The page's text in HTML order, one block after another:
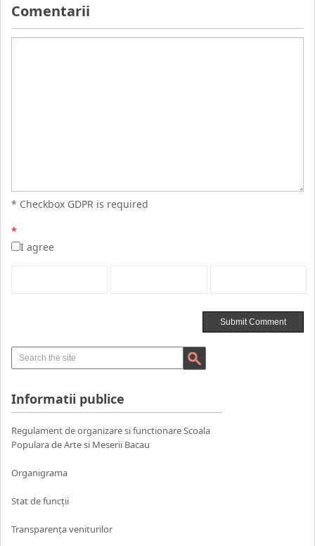
Comentarii
* Checkbox GDPR is required
*
I agree
Informatii publice
Regulament de organizare si functionare Scoala
Populara de Arte si Meserii Bacau
Organigrama
Stat de funcții
Transparența veniturilor